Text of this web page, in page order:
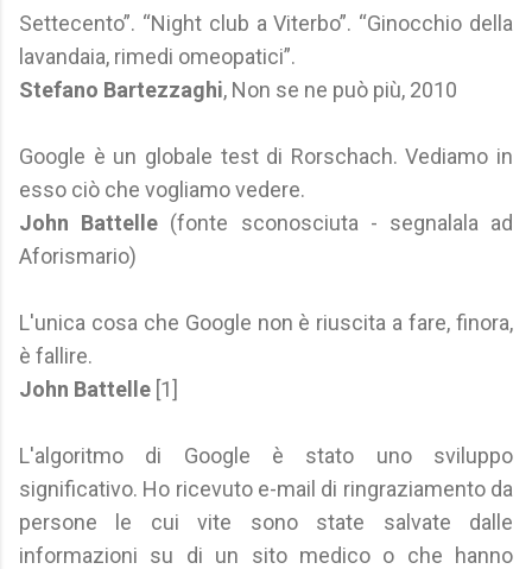
Settecento”. “Night club a Viterbo”. “Ginocchio della
lavandaia, rimedi omeopatici”.
Stefano Bartezzaghi, Non se ne può più, 2010
Google è un globale test di Rorschach. Vediamo in
esso ciò che vogliamo vedere.
John Battelle (fonte sconosciuta - segnalala ad
Aforismario)
L'unica cosa che Google non è riuscita a fare, finora,
è fallire.
John Battelle [1]
L'algoritmo di Google è stato uno sviluppo
significativo. Ho ricevuto e-mail di ringraziamento da
persone le cui vite sono state salvate dalle
informazioni su di un sito medico o che hanno